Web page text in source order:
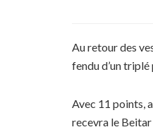
Au retour des
fendu d’un
Avec 11 points,
recevra le